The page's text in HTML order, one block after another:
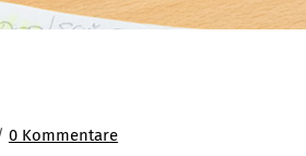
0 Kommentare